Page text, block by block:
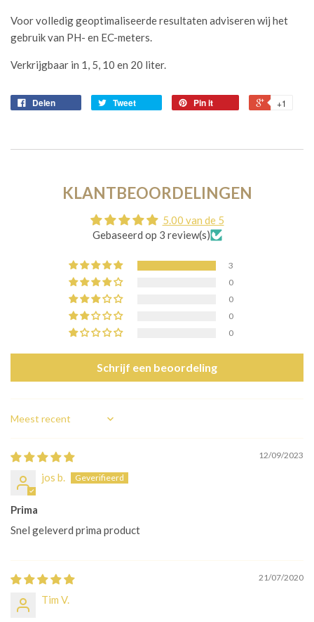
Voor volledig geoptimaliseerde resultaten adviseren wij het
gebruik van PH- en EC-meters.
Verkrijgbaar in 1, 5, 10 en 20 liter.
Delen Tweet Pin it +1
KLANTBEOORDELINGEN
5.00 van de 5
Gebaseerd op 3 review(s)
3
0
0
0
0
Schrijf een beoordeling
Sort by
12/09/2023
jos b.
Prima
Snel geleverd prima product
21/07/2020
Tim V.